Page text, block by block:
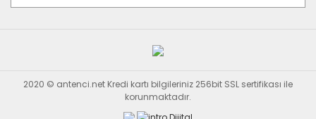
2020 © antenci.net Kredi kartı bilgileriniz 256bit SSL sertifikası ile
korunmaktadır.